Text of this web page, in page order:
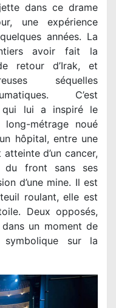
dans ce drame
une expérience
années. La
avoir fait la
retour d’Irak, et
séquelles
C’est
qui lui a inspiré le
long-métrage noué
hôpital, entre une
d’un cancer,
du front sans ses
d’une mine. Il est
roulant, elle est
Deux opposés,
un moment de
sur la